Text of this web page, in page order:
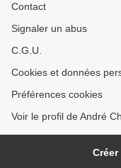
Contact
Signaler un abus
C.G.U.
Cookies et données
Préférences cookies
Voir le profil de André